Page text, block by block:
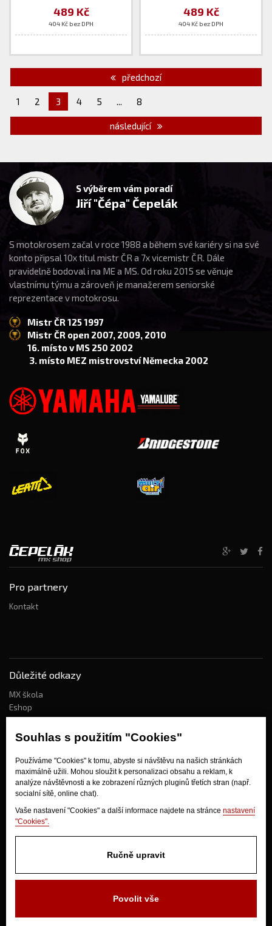
Souhlas s použitím "Cookies"
Používáme "Cookies" k tomu, abyste si návštěvu na našich stránkách
maximálně užili. Mohou sloužit k personalizaci obsahu a reklam, k
analýze návštěvnosti a ke zobrazení různých pluginů třetích stran (např.
socialní sítě, online chat).
Vaše nastavení "Cookies" a další informace najdete na stránce nastavení
"Cookies".
Ručně upravit
Povolit vše
489 Kč
404 Kč bez DPH
489 Kč
404 Kč bez DPH
předchozí
1 2 3 4 5 ... 8
následující
S výběrem vám poradí
Jiří "Čépa" Čepelák
S motokrosem začal v roce 1988 a během své kariéry si na své
konto připsal 10x titul mistr ČR a 7x vicemistr ČR. Dále
pravidelně bodoval i na ME a MS. Od roku 2015 se věnuje
vlastnímu týmu a zároveň je manažerem seniorské
reprezentace v motokrosu.
Mistr ČR 125 1997
Mistr ČR open 2007, 2009, 2010
16. místo v MS 250 2002
3. místo MEZ mistrovství Německa 2002
Pro partnery
Kontakt
Důležité odkazy
MX škola
Eshop
Kdo jsme?
Jak nakupovat?
Obchodní podmínky
Doprava
Odstoupení od kupní smlouvy
280 02 Kolín